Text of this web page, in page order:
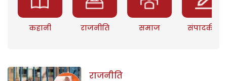
कहानी राजनीति समाज संपादकीय
राजनीति